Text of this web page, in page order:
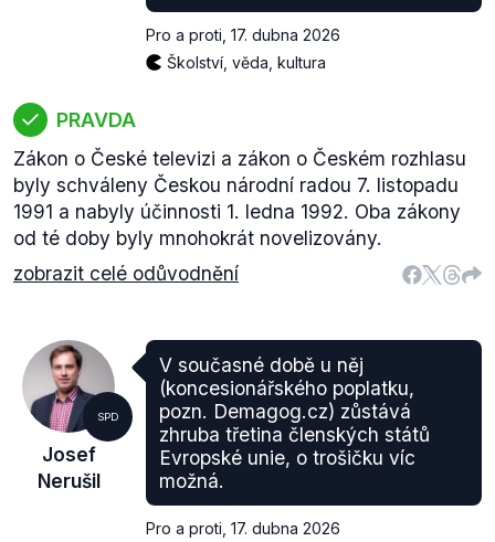
Pro a proti 17. dubna 2026
Školství, věda, kultura
PRAVDA
Zákon o České televizi a zákon o Českém rozhlasu
byly schváleny Českou národní radou 7. listopadu
1991 a nabyly účinnosti 1. ledna 1992. Oba zákony
od té doby byly mnohokrát novelizovány.
zobrazit celé odůvodnění
SPD
Josef
Nerušil
V současné době u něj
(koncesionářského poplatku,
pozn. Demagog.cz) zůstává
zhruba třetina členských států
Evropské unie, o trošičku víc
možná.
Pro a proti 17. dubna 2026